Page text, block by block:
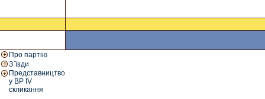
Про партію
З`їзди
Представництво
у ВР IV
скликання